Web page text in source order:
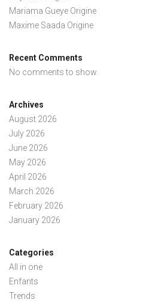
Mariama Gueye Origine
Maxime Saada Origine
Recent Comments
No comments to show.
Archives
August 2026
July 2026
June 2026
May 2026
April 2026
March 2026
February 2026
January 2026
Categories
All in one
Enfants
Trends